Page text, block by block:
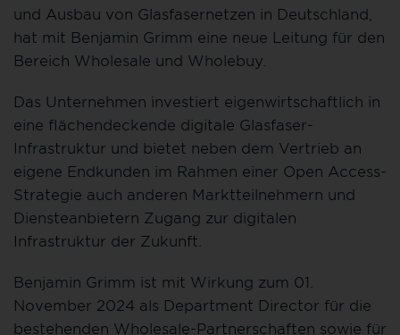
und Ausbau von Glasfasernetzen in Deutschland,
hat mit Benjamin Grimm eine neue Leitung für den
Bereich Wholesale und Wholebuy.
Das Unternehmen investiert eigenwirtschaftlich in
eine flächendeckende digitale Glasfaser-
Infrastruktur und bietet neben dem Vertrieb an
eigene Endkunden im Rahmen einer Open Access-
Strategie auch anderen Marktteilnehmern und
Diensteanbietern Zugang zur digitalen
Infrastruktur der Zukunft.
Benjamin Grimm ist mit Wirkung zum 01.
November 2024 als Department Director für die
bestehenden Wholesale-Partnerschaften sowie für